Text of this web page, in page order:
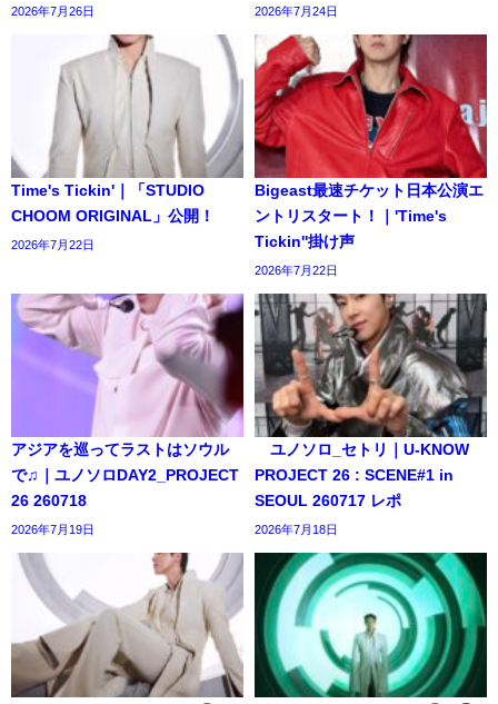
2026年7月26日 2026年7月24日
Time's Tickin'｜「STUDIO
CHOOM ORIGINAL」公開！
2026年7月22日
Bigeast最速チケット日本公演エ
ントリスタート！｜'Time's
Tickin''掛け声
2026年7月22日
アジアを巡ってラストはソウル
で♫｜ユノソロDAY2_PROJECT
26 260718
2026年7月19日
ユノソロ_セトリ｜U-KNOW
PROJECT 26 : SCENE#1 in
SEOUL 260717 レポ
2026年7月18日